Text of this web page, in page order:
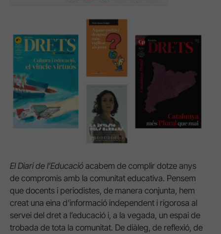
El Diari de l’Educació acabem de complir dotze anys
de compromís amb la comunitat educativa. Pensem
que docents i periodistes, de manera conjunta, hem
creat una eina d’informació independent i rigorosa al
servei del dret a l’educació i, a la vegada, un espai de
trobada de tota la comunitat. De diàleg, de reflexió, de